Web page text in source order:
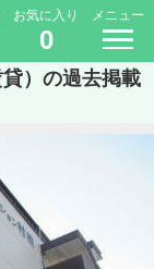
お気に入り
0
メニュー
）の過去掲載